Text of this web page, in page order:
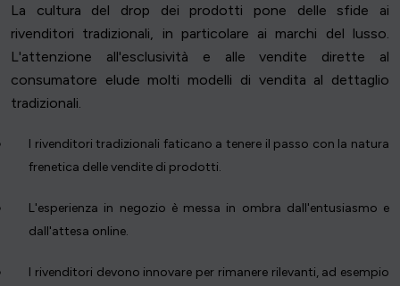
La cultura del drop dei prodotti pone delle sfide ai
rivenditori tradizionali, in particolare ai marchi del lusso.
L'attenzione all'esclusività e alle vendite dirette al
consumatore elude molti modelli di vendita al dettaglio
tradizionali.
I rivenditori tradizionali faticano a tenere il passo con la natura
frenetica delle vendite di prodotti.
L'esperienza in negozio è messa in ombra dall'entusiasmo e
dall'attesa online.
I rivenditori devono innovare per rimanere rilevanti, ad esempio